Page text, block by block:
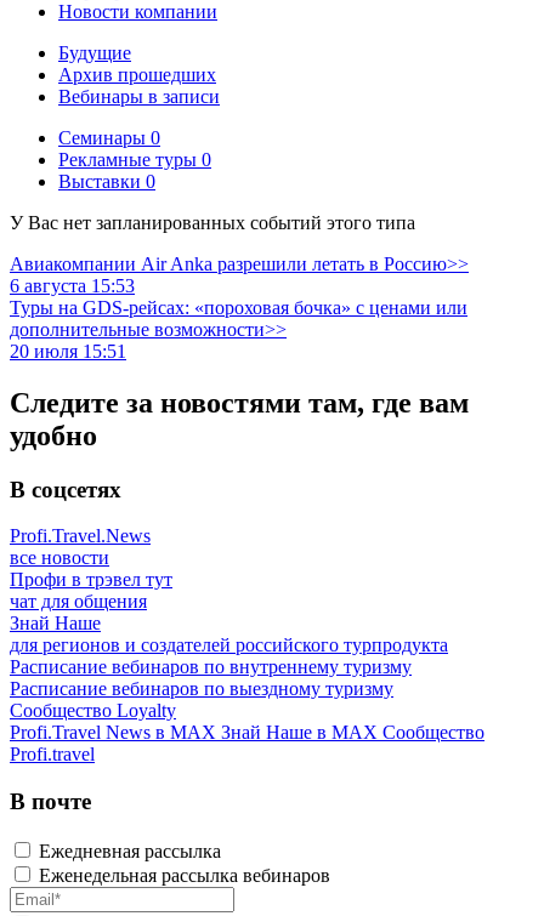
Новости компании
Будущие
Архив прошедших
Вебинары в записи
Семинары 0
Рекламные туры 0
Выставки 0
У Вас нет запланированных событий этого типа
Авиакомпании Air Anka разрешили летать в Россию>>
6 августа 15:53
Туры на GDS-рейсах: «пороховая бочка» с ценами или
дополнительные возможности>>
20 июля 15:51
Следите за новостями там, где вам
удобно
В соцсетях
Profi.Travel.News
все новости
Профи в трэвел тут
чат для общения
Знай Наше
для регионов и создателей российского турпродукта
Расписание вебинаров по внутреннему туризму
Расписание вебинаров по выездному туризму
Сообщество Loyalty
Profi.Travel News в MAX Знай Наше в MAX Сообщество
Profi.travel
В почте
Ежедневная рассылка
Еженедельная рассылка вебинаров